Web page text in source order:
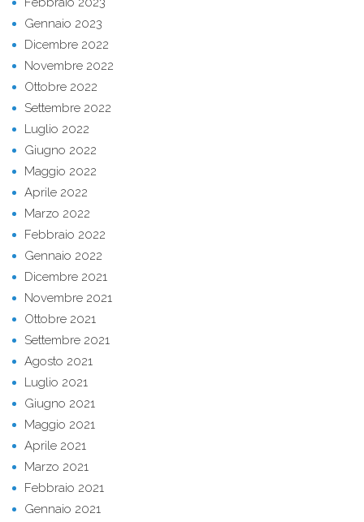
Gennaio 2023
Dicembre 2022
Novembre 2022
Ottobre 2022
Settembre 2022
Luglio 2022
Giugno 2022
Maggio 2022
Aprile 2022
Marzo 2022
Febbraio 2022
Gennaio 2022
Dicembre 2021
Novembre 2021
Ottobre 2021
Settembre 2021
Agosto 2021
Luglio 2021
Giugno 2021
Maggio 2021
Aprile 2021
Marzo 2021
Febbraio 2021
Gennaio 2021